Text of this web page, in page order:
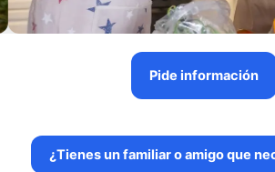
Pide información
¿Tienes un familiar o amigo que